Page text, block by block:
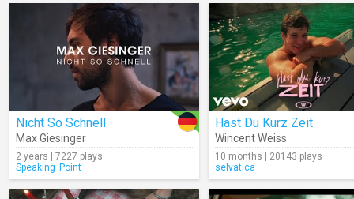
Nicht So Schnell
Max Giesinger
2 years | 7227 plays
Speaking_Point
Hast Du Kurz Zeit
Wincent Weiss
10 months | 20143 plays
selvatica